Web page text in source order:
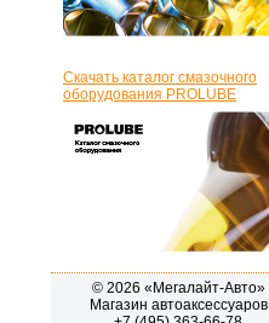
Скачать каталог смазочного
оборудования PROLUBE
© 2026 «Мегалайт-Авто»
Магазин автоаксессуаров